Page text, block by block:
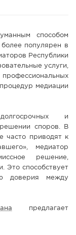
способом
популярен в
Республики
услуги,
медиации
и
споров. В
часто приводят к
медиатор
решение,
Это способствует
доверия между
предлагает